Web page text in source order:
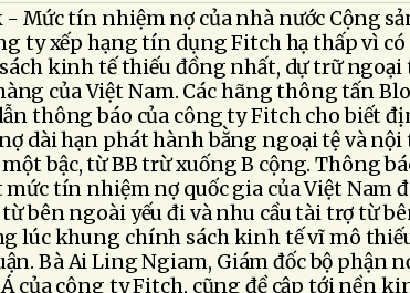
- Mức tín nhiệm nợ của nhà nước Cộng
ty xếp hạng tín dụng Fitch hạ thấp vì có
kinh tế thiếu đồng nhất, dự trữ ngoại
của Việt Nam. Các hãng thông tấn
thông báo của công ty Fitch cho biết
dài hạn phát hành bằng ngoại tệ và nội
bậc, từ BB trừ xuống B cộng. Thông
tín nhiệm nợ quốc gia của Việt Nam
bên ngoài yếu đi và nhu cầu tài trợ từ
lúc khung chính sách kinh tế vĩ mô
Bà Ai Ling Ngiam, Giám đốc bộ phận
của công ty Fitch, cũng đề cập tới nền